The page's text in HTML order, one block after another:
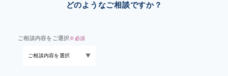
どのようなご相談ですか？
ご相談内容をご選択※必須